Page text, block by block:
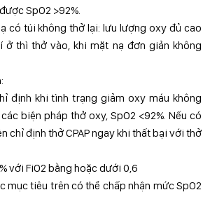
SpO2 >92%.
có túi không thở lại: lưu lượng oxy đủ cao
ở thì thở vào, khi mặt nạ đơn giản không
định khi tình trạng giảm oxy máu không
biện pháp thở oxy, SpO2 <92%. Nếu có
chỉ định thở CPAP ngay khi thất bại với thở
với FiO2 bằng hoặc dưới 0,6
mục tiêu trên có thể chấp nhận mức SpO2